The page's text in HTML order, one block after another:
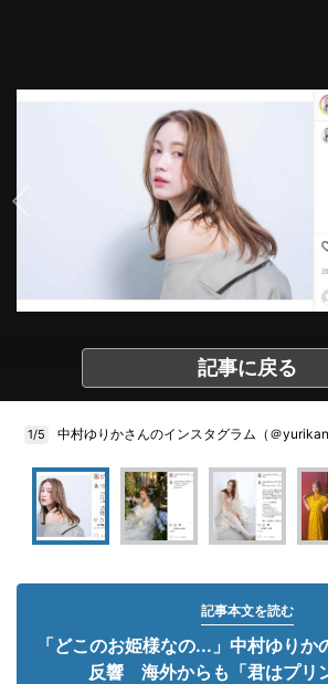
記事に戻る
1/5 中村ゆりかさんのインスタグラム（＠
記事本文を読む
「どこのお姫様なの...」中村ゆりか
反響 海外からも「君はプリ